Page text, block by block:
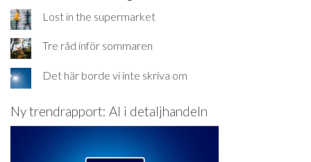
Lost in the supermarket
Tre råd inför sommaren
Det här borde vi inte skriva om
Ny trendrapport: AI i detaljhandeln